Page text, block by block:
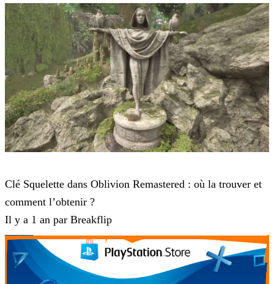
Clé Squelette dans Oblivion Remastered : où la trouver et
comment l’obtenir ?
Il y a 1 an par Breakflip